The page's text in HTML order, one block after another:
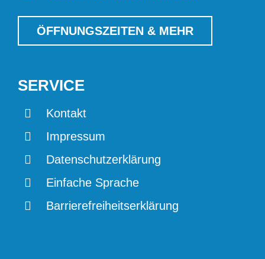
ÖFFNUNGSZEITEN & MEHR
SERVICE
Kontakt
Impressum
Datenschutzerklärung
Einfache Sprache
Barrierefreiheitserklärung